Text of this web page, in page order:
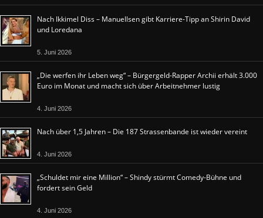
Nach Ikkimel Diss – Manuellsen gibt Karriere-Tipp an Shirin David
und Loredana
5. Juni 2026
„Die werfen ihr Leben weg“ – Bürgergeld-Rapper Archii erhält 3.000
Euro im Monat und macht sich über Arbeitnehmer lustig
4. Juni 2026
Nach über 1,5 Jahren – Die 187 Strassenbande ist wieder vereint
4. Juni 2026
„Schuldet mir eine Million“ – Shindy stürmt Comedy-Bühne und
fordert sein Geld
4. Juni 2026